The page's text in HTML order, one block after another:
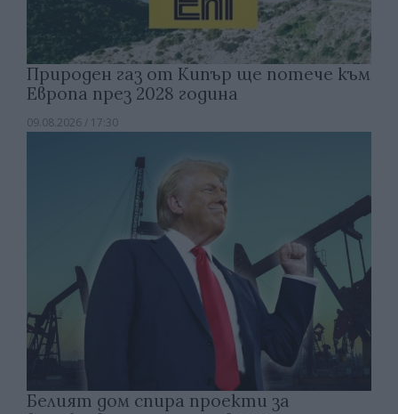
Природен газ от Кипър ще потече към
Европа през 2028 година
09.08.2026 / 17:30
Белият дом спира проекти за